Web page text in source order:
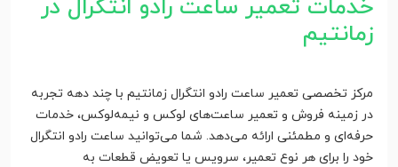
خدمات تعمیر ساعت رادو انتگرال در
زمانتیم
مرکز تخصصی تعمیر ساعت رادو انتگرال زمانتیم با چند دهه تجربه
در زمینه فروش و تعمیر ساعت‌های لوکس و نیمه‌لوکس، خدمات
حرفه‌ای و مطمئنی ارائه می‌دهد. شما می‌توانید ساعت رادو انتگرال
خود را برای هر نوع تعمیر، سرویس یا تعویض قطعات به